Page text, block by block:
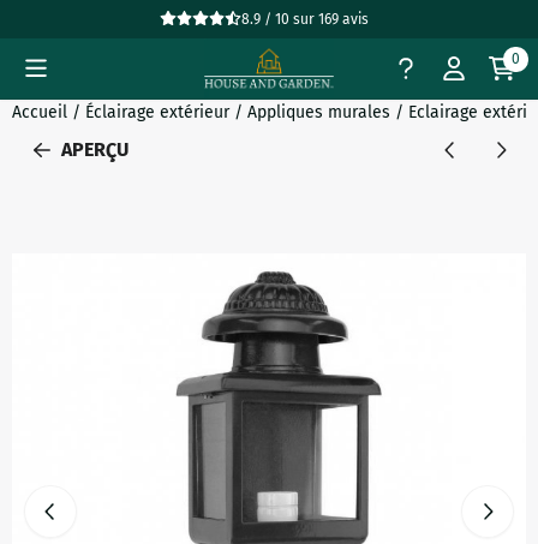
Préférences de cookies disponibles. Choisissez les
8.9 / 10 sur 169avis
0
Accueil / Éclairage extérieur / Appliques murales / Eclairage
APERÇU